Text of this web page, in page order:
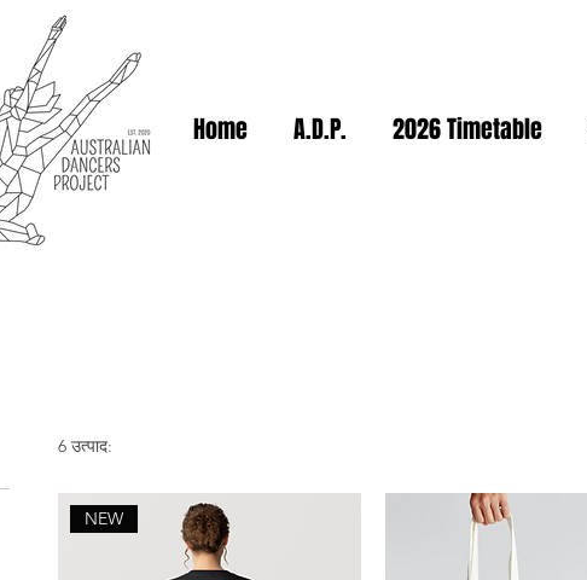
Home A.D.P. 2026 Timetable
6 उत्पाद:
NEW